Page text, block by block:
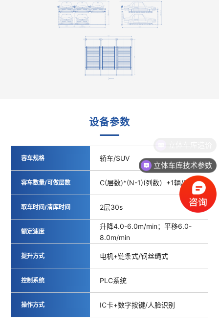
PARAMETER
设备参数
容车规格 轿车/SUV
容车数量/可做层数 C(层数)*(N-1)(列数）+1辆/2-8层
取车时间/清库时间 2层30s
额定速度
升降4.0-6.0m/min；平移6.0-
8.0m/min
提升方式 电机+链条式/钢丝绳式
控制系统 PLC系统
操作方式 IC卡+数字按键/人脸识别
立体车库技术参数